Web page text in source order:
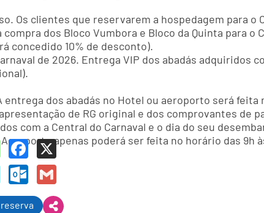
clientes que reservarem a hospedagem para o
dos Bloco Vumbora e Bloco da Quinta para o
concedido 10% de desconto).
de 2026. Entrega VIP dos abadás adquiridos
dos abadás no Hotel ou aeroporto será feita
de RG original e dos comprovantes de
com a Central do Carnaval e o dia do seu
apenas poderá ser feita no horário das 9h
reserva
Facebook
X
Outlook.com
Gmail